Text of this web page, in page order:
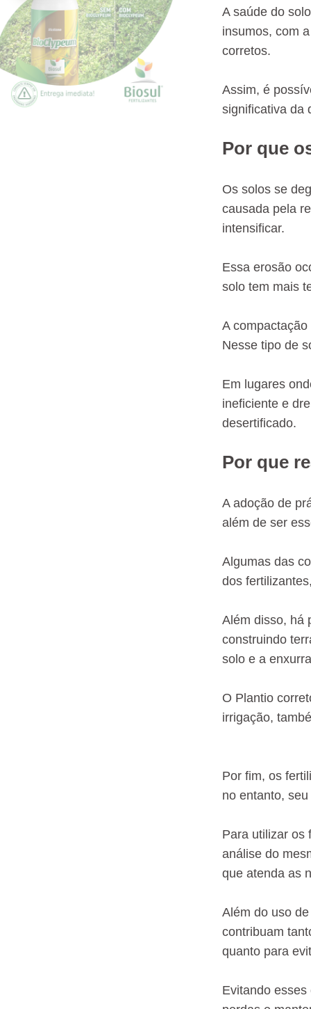
A saúde do
insumos, com
corretos.
Assim, é
significativa da
Por que
Os solos se
causada pela
intensificar.
Essa erosão
solo tem mais
A
Nesse tipo de
Em lugares
ineficiente e
desertificado.
Por que
A adoção de
além de ser
Algumas das
dos
Além disso, há
construindo
solo e a
O Plantio
irrigação,
Por fim, os
no entanto,
Para utilizar os
análise do
que atenda as
Além do uso
contribuam
quanto para
Evitando